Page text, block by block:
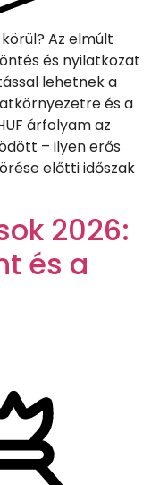
Az elmúlt
és nyilatkozat
lehetnek a
és a
árfolyam az
– ilyen erős
előtti időszak
2026:
és a